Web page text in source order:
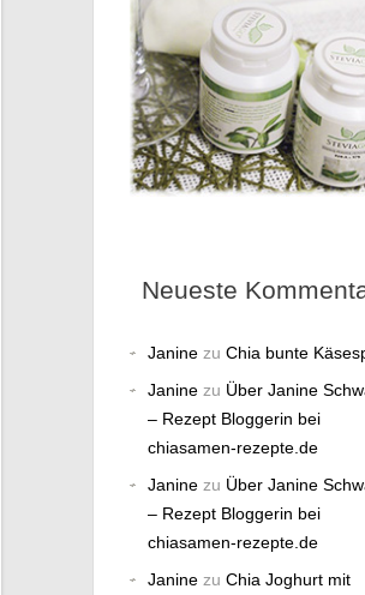
Neueste
Janinezu Chia bunte
Janinezu Über Janine
– Rezept Bloggerin bei
chiasamen-rezepte.de
Janinezu Über Janine
– Rezept Bloggerin bei
chiasamen-rezepte.de
Janinezu Chia Joghurt mit